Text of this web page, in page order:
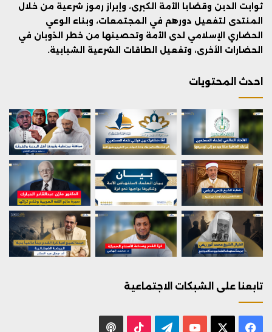
ثوابت الدين وقضايا الأمة الكبرى، وإبراز رموز شرعية من خلال
المنتدى لتفعيل دورهم في المجتمعات، وبناء الوعي
الحضاري الإسلامي لدى الأمة وتحصينها من خطر الذوبان في
الحضارات الأخرى، وتفعيل الطاقات الشرعية الشبابية.
احدث المحتويات
تابعنا على الشبكات الاجتماعية
فيسبوك يوتيوب تيلقرام ‫TikTok